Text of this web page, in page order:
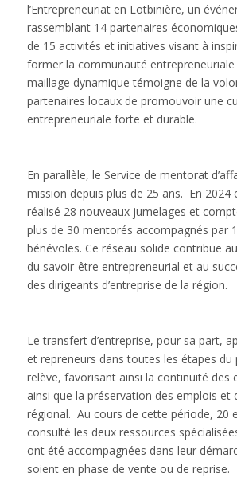
l’Entrepreneuriat en Lotbinière, un
rassemblant 14 partenaires
de 15 activités et initiatives visant à
former la communauté entrepreneuriale
maillage dynamique témoigne de la
partenaires locaux de promouvoir une
entrepreneuriale forte et durable.
En parallèle, le Service de mentorat
mission depuis plus de 25 ans. En 2024
réalisé 28 nouveaux jumelages et
plus de 30 mentorés accompagnés par
bénévoles. Ce réseau solide contribue
du savoir-être entrepreneurial et au
des dirigeants d’entreprise de la région.
Le transfert d’entreprise, pour sa part,
et repreneurs dans toutes les étapes du
relève, favorisant ainsi la continuité des
ainsi que la préservation des emplois et
régional. Au cours de cette période, 20
consulté les deux ressources
ont été accompagnées dans leur
soient en phase de vente ou de reprise.